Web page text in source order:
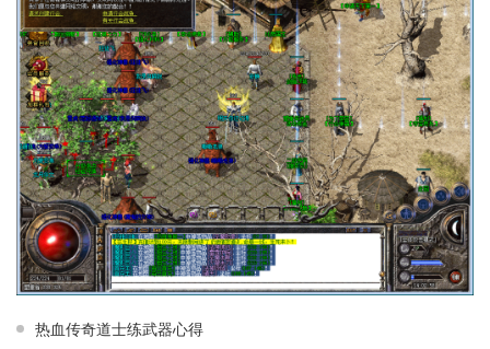
热血传奇道士练武器心得